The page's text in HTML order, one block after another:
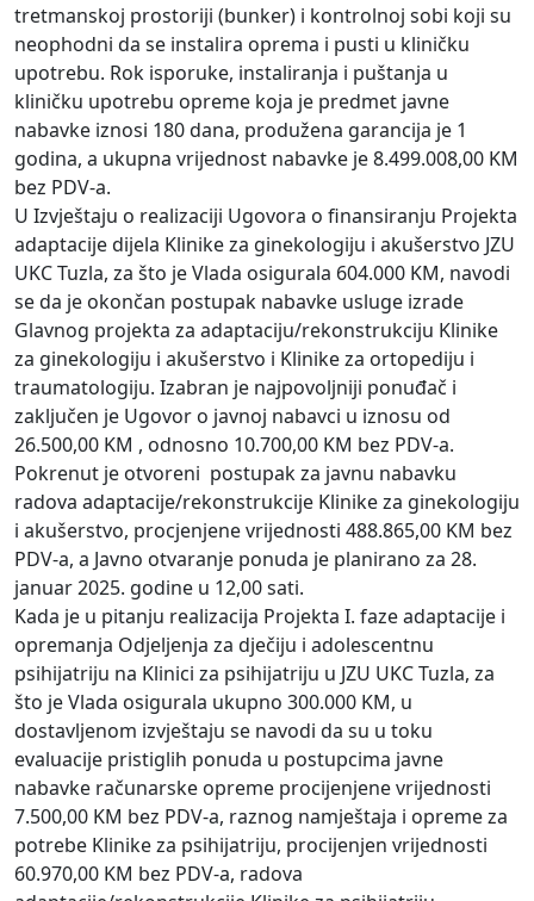
tretmanskoj prostoriji (bunker) i kontrolnoj sobi koji su
neophodni da se instalira oprema i pusti u kliničku
upotrebu. Rok isporuke, instaliranja i puštanja u
kliničku upotrebu opreme koja je predmet javne
nabavke iznosi 180 dana, produžena garancija je 1
godina, a ukupna vrijednost nabavke je 8.499.008,00 KM
bez PDV-a.
U Izvještaju o realizaciji Ugovora o finansiranju Projekta
adaptacije dijela Klinike za ginekologiju i akušerstvo JZU
UKC Tuzla, za što je Vlada osigurala 604.000 KM, navodi
se da je okončan postupak nabavke usluge izrade
Glavnog projekta za adaptaciju/rekonstrukciju Klinike
za ginekologiju i akušerstvo i Klinike za ortopediju i
traumatologiju. Izabran je najpovoljniji ponuđač i
zaključen je Ugovor o javnoj nabavci u iznosu od
26.500,00 KM , odnosno 10.700,00 KM bez PDV-a.
Pokrenut je otvoreni postupak za javnu nabavku
radova adaptacije/rekonstrukcije Klinike za ginekologiju
i akušerstvo, procjenjene vrijednosti 488.865,00 KM bez
PDV-a, a Javno otvaranje ponuda je planirano za 28.
januar 2025. godine u 12,00 sati.
Kada je u pitanju realizacija Projekta I. faze adaptacije i
opremanja Odjeljenja za dječiju i adolescentnu
psihijatriju na Klinici za psihijatriju u JZU UKC Tuzla, za
što je Vlada osigurala ukupno 300.000 KM, u
dostavljenom izvještaju se navodi da su u toku
evaluacije pristiglih ponuda u postupcima javne
nabavke računarske opreme procijenjene vrijednosti
7.500,00 KM bez PDV-a, raznog namještaja i opreme za
potrebe Klinike za psihijatriju, procijenjen vrijednosti
60.970,00 KM bez PDV-a, radova